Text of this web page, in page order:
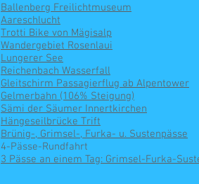
Ballenberg Freilichtmuseum
Aareschlucht
Trotti Bike von Mägisalp
Wandergebiet Rosenlaui
Lungerer See
Reichenbach Wasserfall
Gleitschirm Passagierflug ab Alpentower
Gelmerbahn (106% Steigung)
Sämi der Säumer Innertkirchen
Hängeseilbrücke Trift
Brünig-, Grimsel-, Furka- u. Sustenpässe
4-Pässe-Rundfahrt
3 Pässe an einem Tag: Grimsel-Furka-